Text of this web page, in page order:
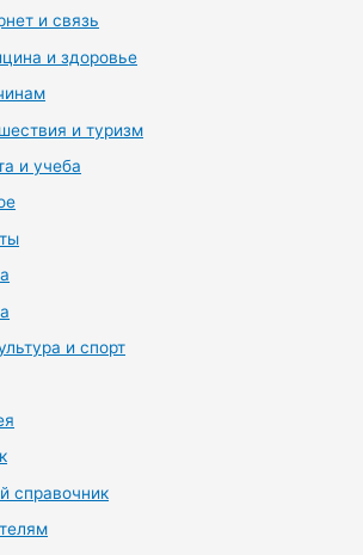
и связь
и здоровье
и туризм
и учеба
и спорт
справочник